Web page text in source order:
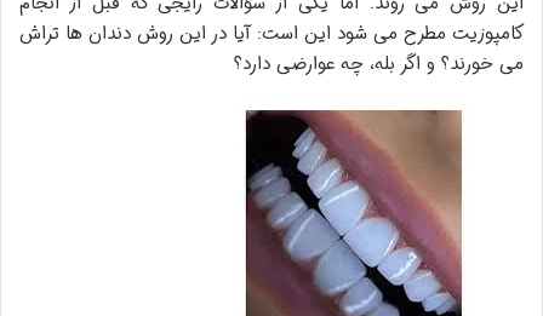
کامپوزیت مطرح می شود این است: آیا در این روش دندان ها تراش
می خورند؟ و اگر بله، چه عوارضی دارد؟